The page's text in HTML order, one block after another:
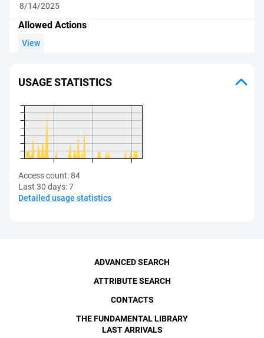
8/14/2025
Allowed Actions
View
USAGE STATISTICS
Access count:84
Last 30 days:7
Detailed usage statistics
ADVANCED SEARCH
ATTRIBUTE SEARCH
CONTACTS
THE FUNDAMENTAL LIBRARY
LAST ARRIVALS